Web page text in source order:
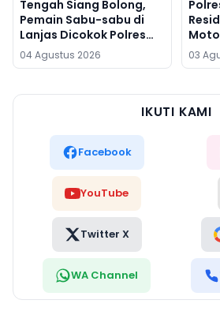
Tengah Siang Bolong,
Pemain Sabu-sabu di
Lanjas Dicokok Polres
Barito Utara
04 Agustus 2026
Saat
03
IKUTI KAMI
Facebook
YouTube
Twitter X
WA Channel